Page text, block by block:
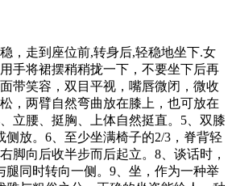
，走到座位前,转身后,轻稳地坐下.女
手将裙摆稍稍拢一下，不要坐下后再
带笑容，双目平视，嘴唇微闭，微收
，两臂自然弯曲放在膝上，也可放在
、立腰、挺胸、上体自然挺直。5、双膝
侧放。6、至少坐满椅子的2/3，脊背轻
脚向后收半步而后起立。8、谈话时，
腿同时转向一侧。9、坐，作为一种举